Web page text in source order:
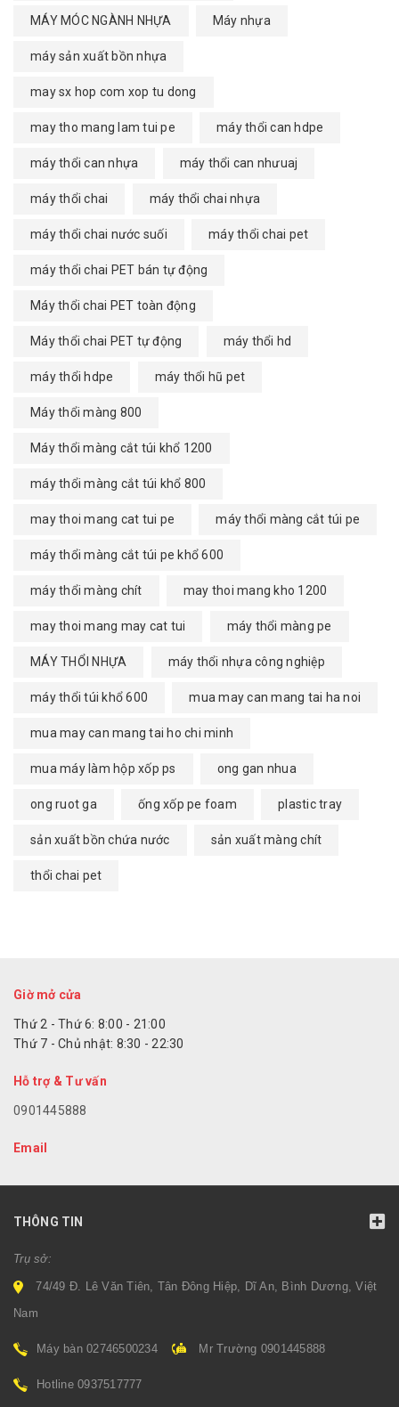
MÁY MÓC NGÀNH NHỰA Máy nhựa
máy sản xuất bồn nhựa
may sx hop com xop tu dong
may tho mang lam tui pe máy thổi can hdpe
máy thổi can nhựa máy thổi can nhưuaj
máy thổi chai máy thổi chai nhựa
máy thổi chai nước suối máy thổi chai pet
máy thổi chai PET bán tự động
Máy thổi chai PET toàn động
Máy thổi chai PET tự động máy thổi hd
máy thổi hdpe máy thổi hũ pet
Máy thổi màng 800
Máy thổi màng cắt túi khổ 1200
máy thổi màng cắt túi khổ 800
may thoi mang cat tui pe máy thổi màng cắt túi pe
máy thổi màng cắt túi pe khổ 600
máy thổi màng chít may thoi mang kho 1200
may thoi mang may cat tui máy thổi màng pe
MÁY THỔI NHỰA máy thổi nhựa công nghiệp
máy thổi túi khổ 600 mua may can mang tai ha noi
mua may can mang tai ho chi minh
mua máy làm hộp xốp ps ong gan nhua
ong ruot ga ống xốp pe foam plastic tray
sản xuất bồn chứa nước sản xuất màng chít
thổi chai pet
Giờ mở cửa
Thứ 2 - Thứ 6: 8:00 - 21:00
Thứ 7 - Chủ nhật: 8:30 - 22:30
Hỗ trợ & Tư vấn
0901445888
Email
THÔNG TIN
Trụ sở:
74/49 Đ. Lê Văn Tiên, Tân Đông Hiệp, Dĩ An, Bình Dương, Việt
Nam
Máy bàn 02746500234 Mr Trường 0901445888
Hotline 0937517777